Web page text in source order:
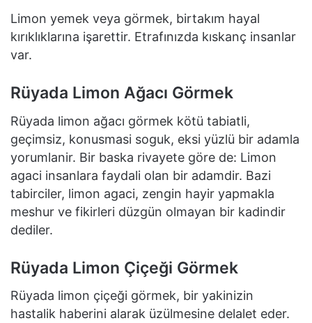
Limon yemek veya görmek, birtakım hayal
kırıklıklarına işarettir. Etrafınızda kıskanç insanlar
var.
Rüyada Limon Ağacı Görmek
Rüyada limon ağacı görmek kötü tabiatli,
geçimsiz, konusmasi soguk, eksi yüzlü bir adamla
yorumlanir. Bir baska rivayete göre de: Limon
agaci insanlara faydali olan bir adamdir. Bazi
tabirciler, limon agaci, zengin hayir yapmakla
meshur ve fikirleri düzgün olmayan bir kadindir
dediler.
Rüyada Limon Çiçeği Görmek
Rüyada limon çiçeği görmek, bir yakinizin
hastalik haberini alarak üzülmesine delalet eder.